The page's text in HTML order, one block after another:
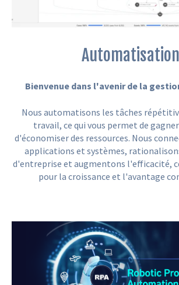
Automatisation
Bienvenue dans l'avenir de la
Nous automatisons les tâches
travail, ce qui vous permet de
d'économiser des ressources. Nous
applications et systèmes,
d'entreprise et augmentons l'efficacité,
pour la croissance et l'avantage